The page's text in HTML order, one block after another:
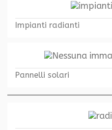
Impianti radianti
Pannelli solari